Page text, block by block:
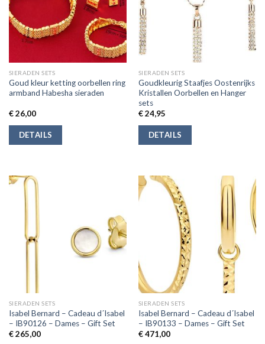
SIERADEN SETS
Goud kleur ketting oorbellen ring
armband Habesha sieraden
€26,00
DETAILS
SIERADEN SETS
Goudkleurig Staafjes Oostenrijks
Kristallen Oorbellen en Hanger
sets
€24,95
DETAILS
SIERADEN SETS
Isabel Bernard – Cadeau d´Isabel
– IB90126 – Dames – Gift Set
€265,00
SIERADEN SETS
Isabel Bernard – Cadeau d´Isabel
– IB90133 – Dames – Gift Set
€471,00